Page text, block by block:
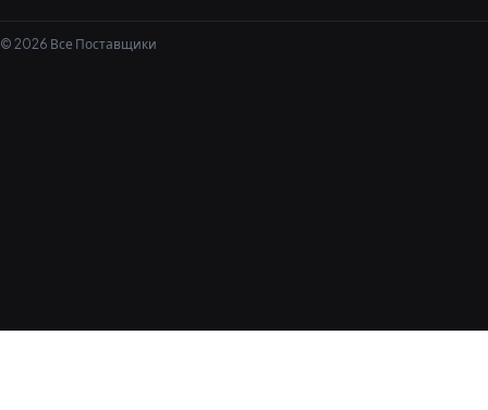
© 2026 Все Поставщики